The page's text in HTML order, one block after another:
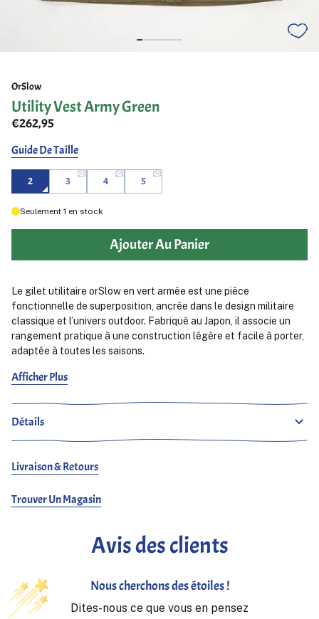
OrSlow
Utility Vest Army Green
€262,95
Guide De Taille
2 3 4 5
Seulement 1 en stock
Ajouter Au Panier
Le gilet utilitaire orSlow en vert armée est une pièce
fonctionnelle de superposition, ancrée dans le design militaire
classique et l’univers outdoor. Fabriqué au Japon, il associe un
rangement pratique à une construction légère et facile à porter,
adaptée à toutes les saisons.
Conçu dans un esprit utilitaire, le gilet est doté de multiples
tout en conservant une silhouette nette et équilibrée. La couleur
vert armée renforce son inspiration militaire, lui donnant une
allure robuste mais polyvalente qui s’accorde naturellement
Sa construction légère le rend idéal à superposer sur des
chemises, des sweat-shirts ou des vestes légères sans ajouter
de volume inutile. Fidèle à l’approche de orSlow, le gilet met
sur des détails excessifs.
supplémentaire apportant de la texture à une tenue, le Utility
Vest offre une fonctionnalité quotidienne avec une esthétique
militaire intemporelle.
Afficher Plus
Détails
Livraison & Retours
Trouver Un Magasin
Avis des clients
Nous cherchons des étoiles !
Dites-nous ce que vous en pensez